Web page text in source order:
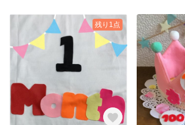
残り1点